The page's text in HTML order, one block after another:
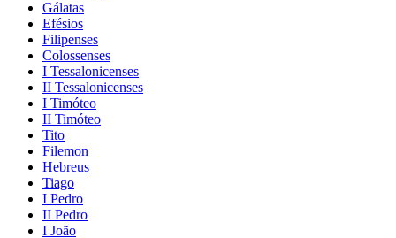
Gálatas
Efésios
Filipenses
Colossenses
I Tessalonicenses
II Tessalonicenses
I Timóteo
II Timóteo
Tito
Filemon
Hebreus
Tiago
I Pedro
II Pedro
I João